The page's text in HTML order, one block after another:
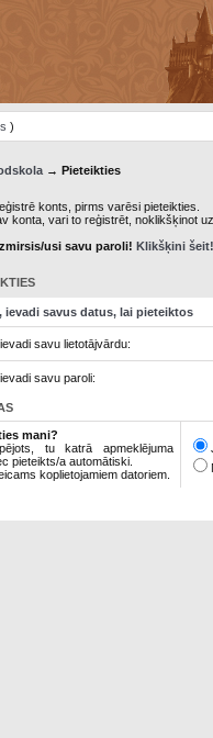
)
→ Pieteikties
konts, pirms varēsi pieteikties.
konta, vari to reģistrēt, noklikšķinot
usi savu paroli! Klikšķini šeit!
ievadi savus datus, lai pieteiktos
savu lietotājvārdu:
savu paroli:
mani?
tu katrā apmeklējuma
pieteikts/a automātiski.
koplietojamiem datoriem.